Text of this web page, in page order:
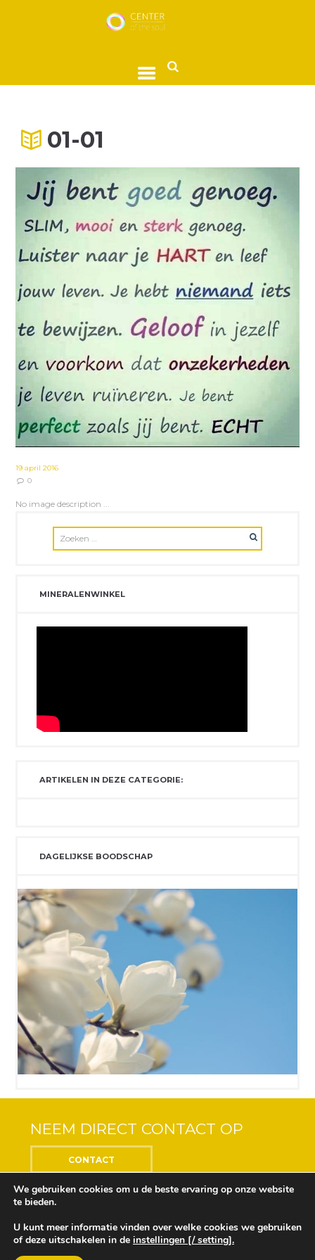
01-01
19 april 2016
0
No image description ...
MINERALENWINKEL
ARTIKELEN IN DEZE CATEGORIE:
DAGELIJKSE BOODSCHAP
NEEM DIRECT CONTACT OP
CONTACT
Center of the Soul © 2018 Alle rechten voorbehouden
Ontwikkeling en ontwerp doorDesign Depot
We gebruiken cookies om u de beste ervaring op onze website
te bieden.
U kunt meer informatie vinden over welke cookies we gebruiken
of deze uitschakelen in de instellingen [/ setting].